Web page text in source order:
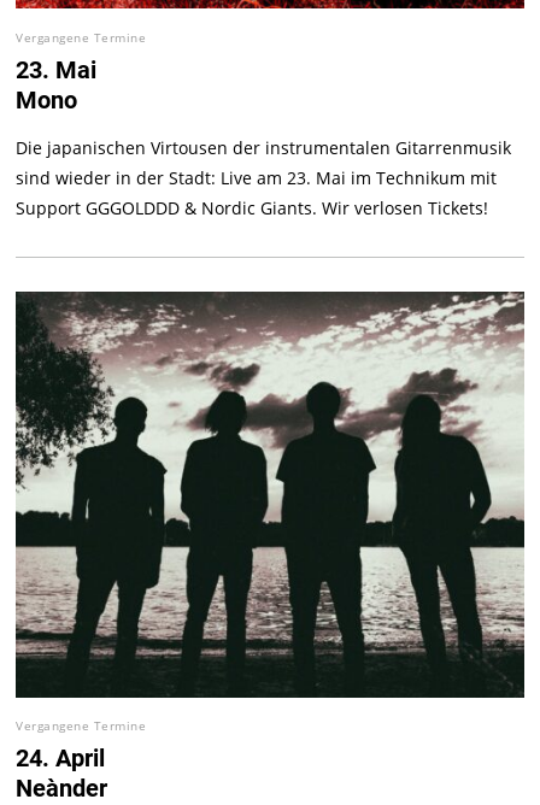
Vergangene Termine
23. Mai
Mono
Die japanischen Virtousen der instrumentalen Gitarrenmusik
sind wieder in der Stadt: Live am 23. Mai im Technikum mit
Support GGGOLDDD & Nordic Giants. Wir verlosen Tickets!
Vergangene Termine
24. April
Neànder